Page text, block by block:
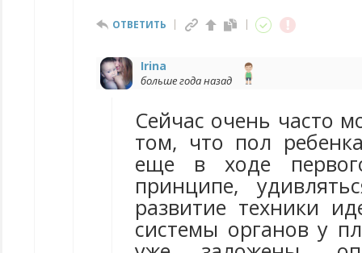
ОТВЕТИТЬ
Irina
больше года назад
Сейчас очень часто
том, что пол
еще в ходе
принципе,
развитие техники
системы органов у